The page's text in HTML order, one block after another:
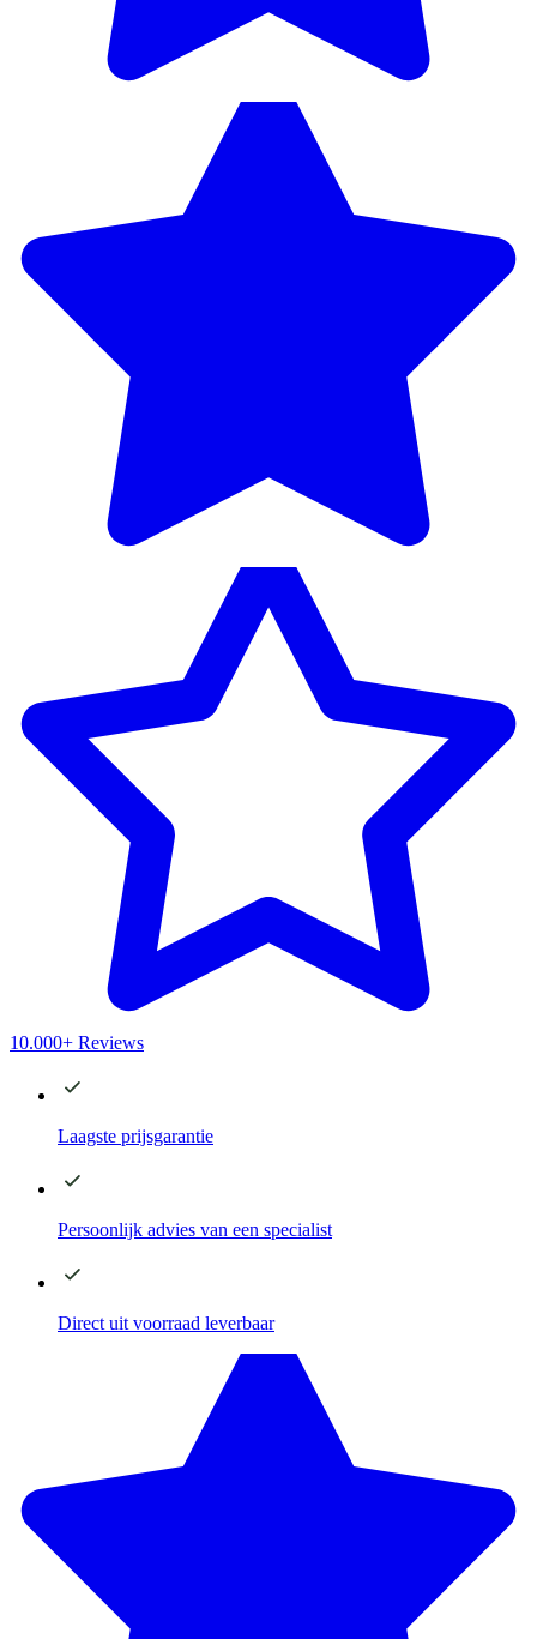
10.000+ Reviews
Laagste prijsgarantie
Persoonlijk advies van een specialist
Direct uit voorraad leverbaar